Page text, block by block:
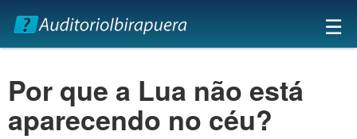
×
☰
Por que a Lua não está
aparecendo no céu?